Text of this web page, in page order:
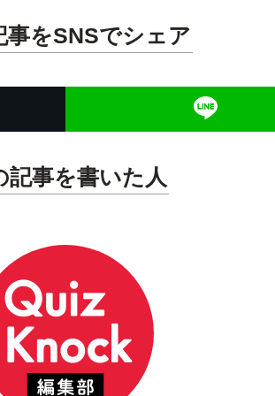
事をSNSでシェア
記事を書いた人